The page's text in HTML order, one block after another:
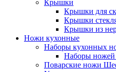
Крышки
Крышки для
Крышки
Крышки из
Ножи кухонные
Наборы кухонных
Наборы ножей
Поварские ножи